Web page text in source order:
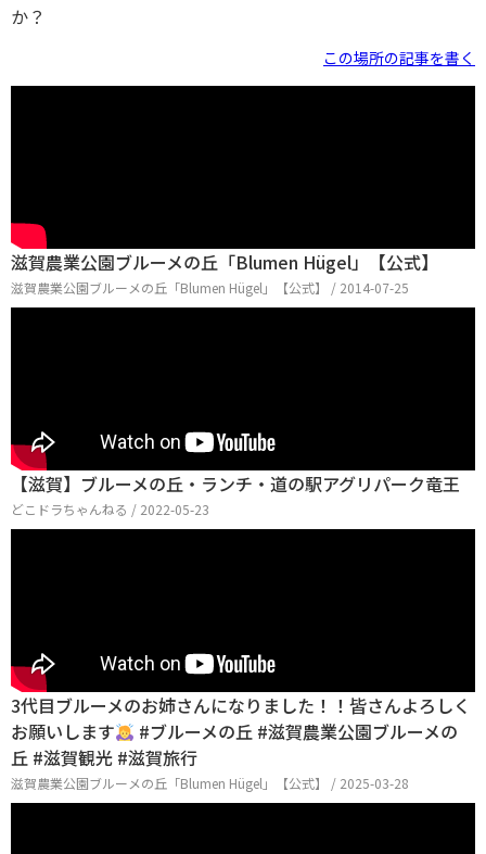
か？
この場所の記事を書く
滋賀農業公園ブルーメの丘「Blumen Hügel」【公式】
滋賀農業公園ブルーメの丘「Blumen Hügel」【公式】 / 2014-07-25
【滋賀】ブルーメの丘・ランチ・道の駅アグリパーク竜王
どこドラちゃんねる / 2022-05-23
3代目ブルーメのお姉さんになりました！！皆さんよろしく
お願いします
#ブルーメの丘 #滋賀農業公園ブルーメの
丘 #滋賀観光 #滋賀旅行
滋賀農業公園ブルーメの丘「Blumen Hügel」【公式】 / 2025-03-28